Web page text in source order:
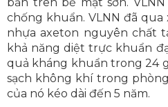
chống khuẩn. VLNN đã
nhựa axeton nguyên chất
khả năng diệt trực khuẩn
quả kháng khuẩn trong 24
sạch không khí trong
của nó kéo dài đến 5 năm.